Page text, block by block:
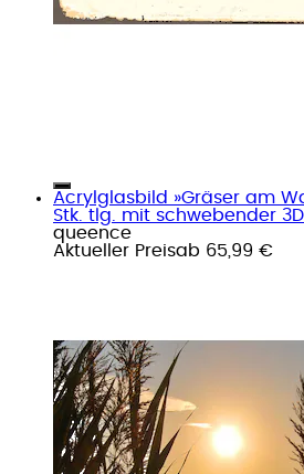
Acrylglasbild »Gräser am
Stk. tlg. mit schwebender
queence
Aktueller Preisab 65,99 €